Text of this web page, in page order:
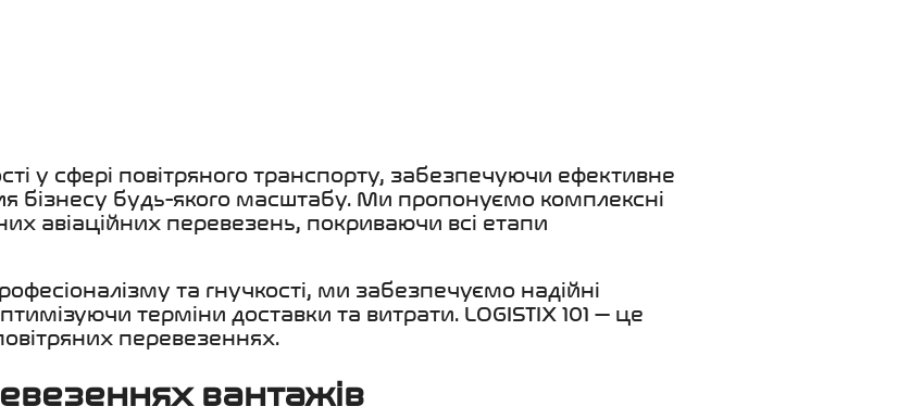
у сфері повітряного транспорту, забезпечуючи ефективне
бізнесу будь-якого масштабу. Ми пропонуємо комплексні
авіаційних перевезень, покриваючи всі етапи
та гнучкості, ми забезпечуємо надійні
терміни доставки та витрати. LOGISTIX 101 — це
перевезеннях.
вантажів